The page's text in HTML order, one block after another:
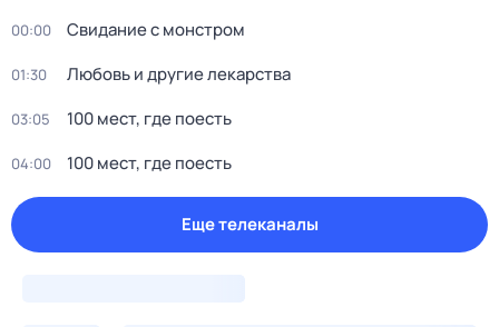
00:00 Свидание с монстром
01:30 Любовь и другие лекарства
03:05 100 мест, где поесть
04:00 100 мест, где поесть
Еще телеканалы